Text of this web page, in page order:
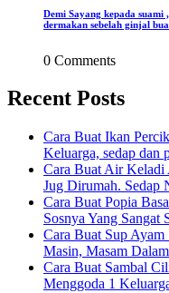
Demi Sayang kepada
dermakan sebelah ginjal
0 Comments
Recent Posts
Cara Buat Ikan
Keluarga, sedap dan
Cara Buat Air Keladi
Jug Dirumah. Sedap
Cara Buat Popia
Sosnya Yang Sangat
Cara Buat Sup
Masin, Masam
Cara Buat Sambal
Menggoda 1